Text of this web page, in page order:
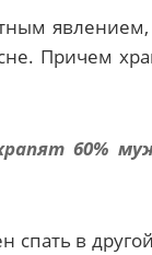
сне. Причем
60%
спать в